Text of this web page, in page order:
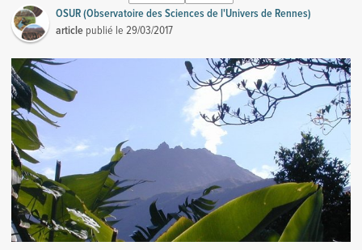
OSUR (Observatoire des Sciences de l'Univers de Rennes)
article publié le29/03/2017